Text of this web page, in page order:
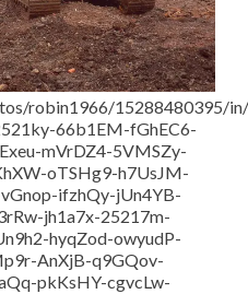
robin1966/15288480395/
66b1EM-fGhEC6-
mVrDZ4-5VMSZy-
oTSHg9-h7UsJM-
ifzhQy-jUn4YB-
jh1a7x-25217m-
hyqZod-owyudP-
AnXjB-q9GQov-
pkKsHY-cgvcLw-